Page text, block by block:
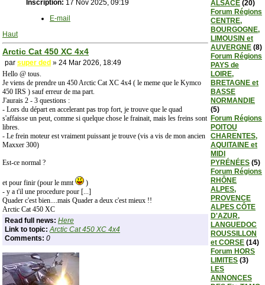
ALSACE (20)
Forum Régions
CENTRE,
BOURGOGNE,
LIMOUSIN et
AUVERGNE (8)
Forum Régions
PAYS de
LOIRE,
BRETAGNE et
BASSE
NORMANDIE
(5)
Forum Régions
POITOU
CHARENTES,
AQUITAINE et
MIDI
PYRÉNÉES (5)
Forum Régions
RHÔNE
ALPES,
PROVENCE
ALPES CÔTE
D'AZUR,
LANGUEDOC
ROUSSILLON
et CORSE (14)
Forum HORS
LIMITES (3)
LES
ANNONCES
Inscription: 17 Nov 2025, 09:19
E-mail
Haut
Arctic Cat 450 XC 4x4
par super ded » 24 Mar 2026, 18:49
Hello @ tous.
Je viens de prendre un 450 Arctic Cat XC 4x4 ( le meme que le Kymco
450 IRS ) sauf erreur de ma part.
J'aurais 2 - 3 questions :
- Lors du départ en accelerant pas trop fort, je trouve que le quad
s'affaisse un peut, comme si quelque chose le frainait, mais les freins sont
libres.
- Le frein moteur est vraiment puissant je trouve (vis a vis de mon ancien
Maxxer 300)
Est-ce normal ?
et pour finir (pour le mmt
)
- y a t'il une procedure pour [...]
Quader c'est bien....mais Quader a deux c'est mieux !!
Arctic Cat 450 XC
Read full news: Here
Link to topic: Arctic Cat 450 XC 4x4
Comments: 0